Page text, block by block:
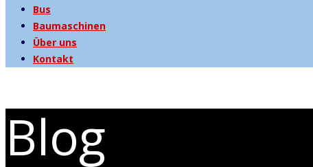
Bus
Baumaschinen
Über uns
Kontakt
Blog